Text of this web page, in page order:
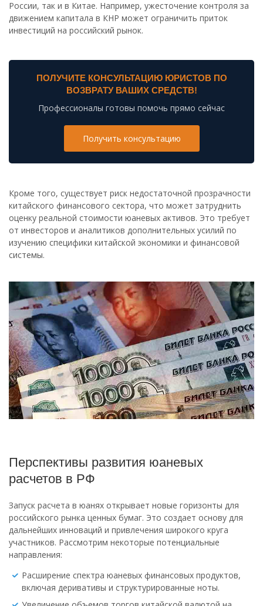
России, так и в Китае. Например, ужесточение контроля за
движением капитала в КНР может ограничить приток
инвестиций на российский рынок.
ПОЛУЧИТЕ КОНСУЛЬТАЦИЮ ЮРИСТОВ ПО
ВОЗВРАТУ ВАШИХ СРЕДСТВ!
Профессионалы готовы помочь прямо сейчас
Получить консультацию
Кроме того, существует риск недостаточной прозрачности
китайского финансового сектора, что может затруднить
оценку реальной стоимости юаневых активов. Это требует
от инвесторов и аналитиков дополнительных усилий по
изучению специфики китайской экономики и финансовой
системы.
Перспективы развития юаневых
расчетов в РФ
Запуск расчета в юанях открывает новые горизонты для
российского рынка ценных бумаг. Это создает основу для
дальнейших инноваций и привлечения широкого круга
участников. Рассмотрим некоторые потенциальные
направления:
Расширение спектра юаневых финансовых продуктов,
включая деривативы и структурированные ноты.